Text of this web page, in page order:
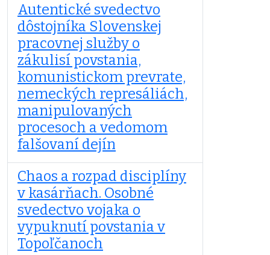
Autentické svedectvo
dôstojníka Slovenskej
pracovnej služby o
zákulisí povstania,
komunistickom prevrate,
nemeckých represáliách,
manipulovaných
procesoch a vedomom
falšovaní dejín
Chaos a rozpad disciplíny
v kasárňach. Osobné
svedectvo vojaka o
vypuknutí povstania v
Topoľčanoch